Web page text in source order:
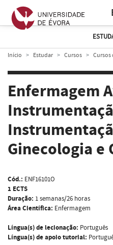
Início Estudar Cursos Cursos
Enfermagem
Ginecologia e
Cód.: ENF16101O
1 ECTS
Duração: 1 semanas/26 horas
Área Científica: Enfermagem
Língua(s) de lecionação: Português
Língua(s) de apoio tutorial: